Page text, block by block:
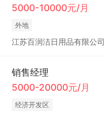
5000-10000元/月
外地
江苏百润洁日用品有限公司
销售经理
5000-20000元/月
经济开发区